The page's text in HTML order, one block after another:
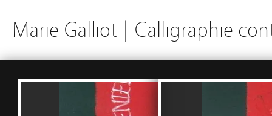
Marie Galliot | Calligraphie